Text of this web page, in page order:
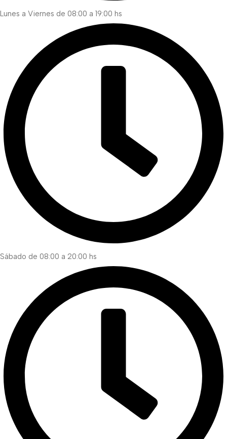
Lunes a Viernes de 08:00 a 19:00 hs
Sábado de 08:00 a 20:00 hs